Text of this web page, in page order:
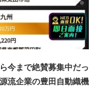
今まで絶賛募集中だっ
流企業の豊田自動織機